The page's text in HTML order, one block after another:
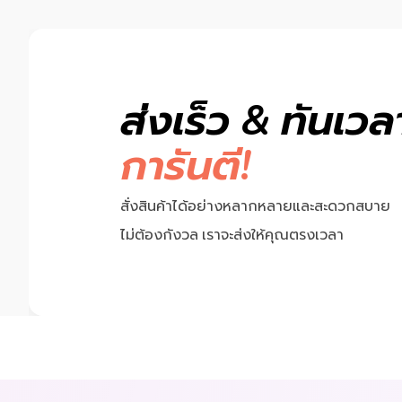
ส่งเร็ว & ทันเวล
การันตี!
สั่งสินค้าได้อย่างหลากหลายและสะดวกสบาย
ไม่ต้องกังวล เราจะส่งให้คุณตรงเวลา
Previous